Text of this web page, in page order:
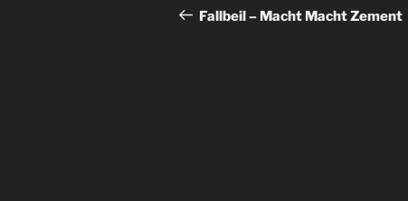
Beitrag
Fallbeil – Macht Macht Zement